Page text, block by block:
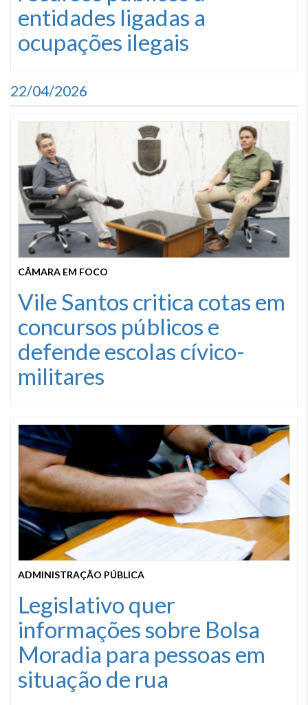
entidades ligadas a
ocupações ilegais
22/04/2026
CÂMARA EM FOCO
Vile Santos critica cotas em
concursos públicos e
defende escolas cívico-
militares
ADMINISTRAÇÃO PÚBLICA
Legislativo quer
informações sobre Bolsa
Moradia para pessoas em
situação de rua